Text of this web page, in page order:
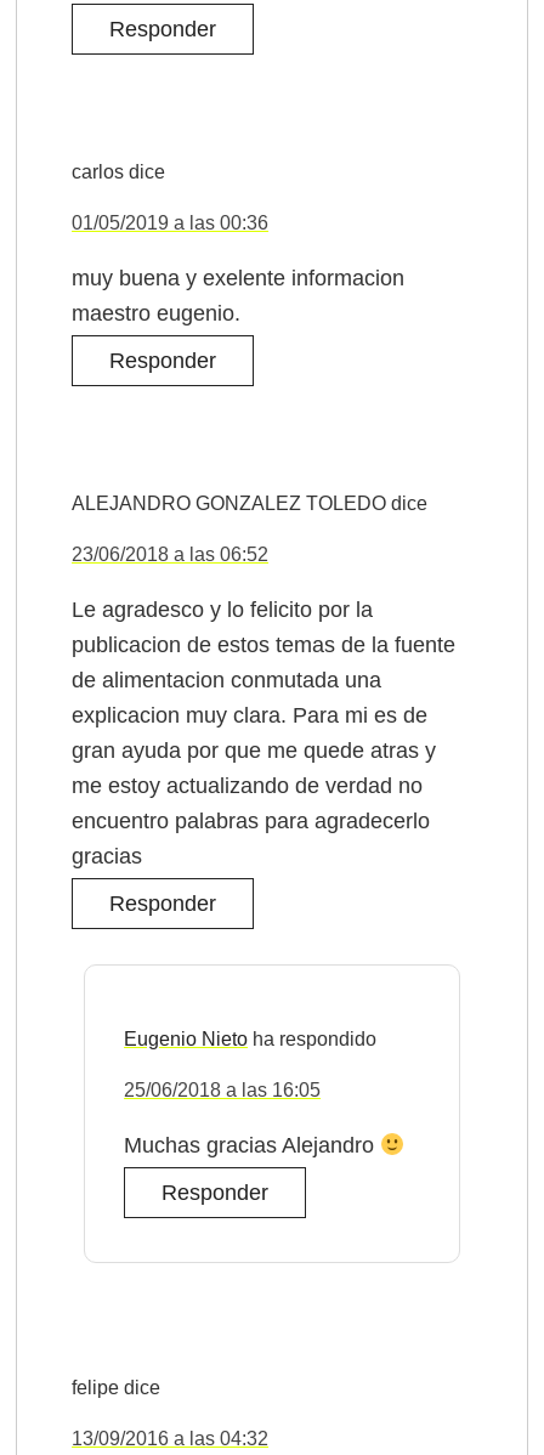
Responder
carlos dice
01/05/2019 a las 00:36
muy buena y exelente informacion
maestro eugenio.
Responder
ALEJANDRO GONZALEZ TOLEDO dice
23/06/2018 a las 06:52
Le agradesco y lo felicito por la
publicacion de estos temas de la fuente
de alimentacion conmutada una
explicacion muy clara. Para mi es de
gran ayuda por que me quede atras y
me estoy actualizando de verdad no
encuentro palabras para agradecerlo
gracias
Responder
Eugenio Nieto
25/06/2018 a las 16:05
Muchas gracias Alejandro
Responder
felipe dice
13/09/2016 a las 04:32